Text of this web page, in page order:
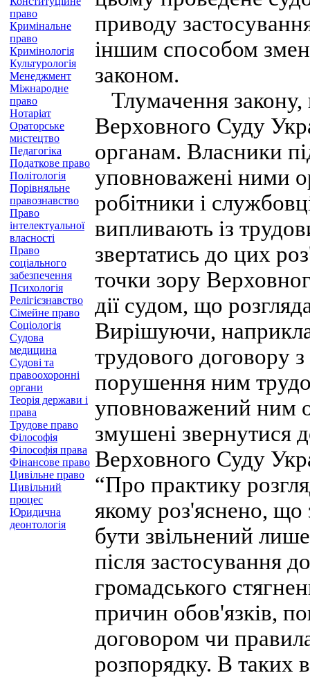
право
Кримінальне
право
Кримінологія
Культурологія
Менеджмент
Міжнародне
право
Нотаріат
Ораторське
мистецтво
Педагогіка
Податкове право
Політологія
Порівняльне
правознавство
Право
інтелектуальної
власності
Право
соціального
забезпечення
Психологія
Релігієзнавство
Сімейне право
Соціологія
Судова
медицина
Судові та
правоохоронні
органи
Теорія держави і
права
Трудове право
Філософія
Філософія права
Фінансове право
Цивільне право
Цивільний
процес
Юридична
деонтологія
приводу
іншим способом
законом.
Тлумачення
Верховного Суду
органам. Власники
уповноважені ними
робітники і
випливають із
звертатись до цих
точки зору
дії судом, що
Вирішуючи,
трудового договору
порушення ним
уповноважений ним
змушені звернутися
Верховного Суду
“Про практику
якому роз'яснено, що
бути звільнений
після застосування
громадського
причин обов'язків,
договором чи
розпорядку. В таких